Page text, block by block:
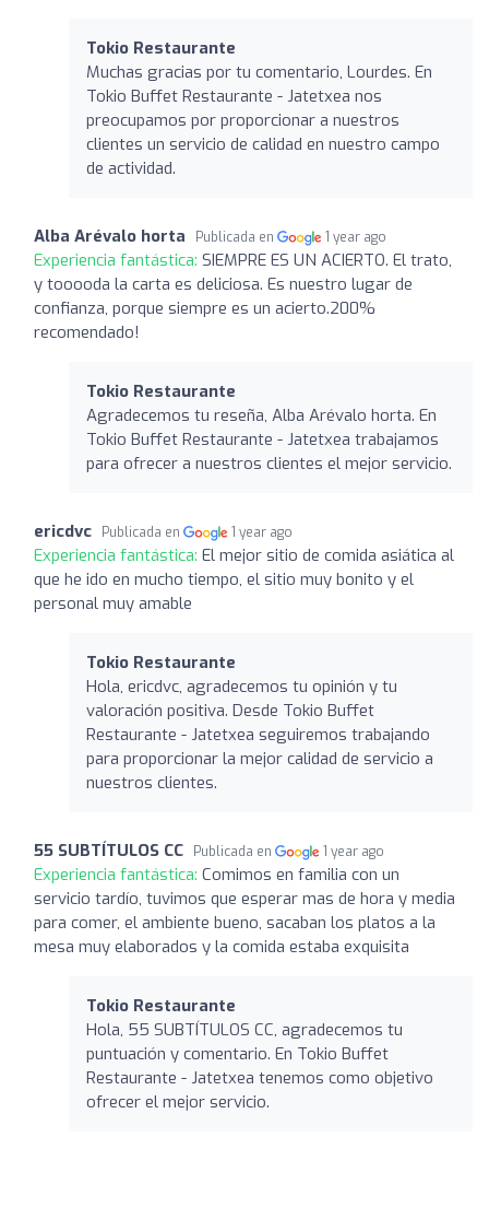
Tokio Restaurante
Muchas gracias por tu comentario, Lourdes. En
Tokio Buffet Restaurante - Jatetxea nos
preocupamos por proporcionar a nuestros
clientes un servicio de calidad en nuestro campo
de actividad.
Alba Arévalo horta Publicada en 1 year ago
Experiencia fantástica: SIEMPRE ES UN ACIERTO. El trato,
y tooooda la carta es deliciosa. Es nuestro lugar de
confianza, porque siempre es un acierto.200%
recomendado!
Tokio Restaurante
Agradecemos tu reseña, Alba Arévalo horta. En
Tokio Buffet Restaurante - Jatetxea trabajamos
para ofrecer a nuestros clientes el mejor servicio.
ericdvc Publicada en 1 year ago
Experiencia fantástica: El mejor sitio de comida asiática al
que he ido en mucho tiempo, el sitio muy bonito y el
personal muy amable
Tokio Restaurante
Hola, ericdvc, agradecemos tu opinión y tu
valoración positiva. Desde Tokio Buffet
Restaurante - Jatetxea seguiremos trabajando
para proporcionar la mejor calidad de servicio a
nuestros clientes.
55 SUBTÍTULOS CC Publicada en 1 year ago
Experiencia fantástica: Comimos en familia con un
servicio tardío, tuvimos que esperar mas de hora y media
para comer, el ambiente bueno, sacaban los platos a la
mesa muy elaborados y la comida estaba exquisita
Tokio Restaurante
Hola, 55 SUBTÍTULOS CC, agradecemos tu
puntuación y comentario. En Tokio Buffet
Restaurante - Jatetxea tenemos como objetivo
ofrecer el mejor servicio.